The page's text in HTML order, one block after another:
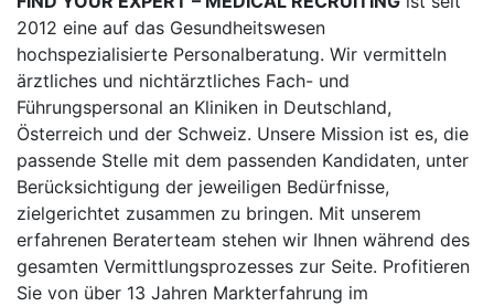
2012 eine auf das Gesundheitswesen
hochspezialisierte Personalberatung. Wir vermitteln
ärztliches und nichtärztliches Fach- und
Führungspersonal an Kliniken in Deutschland,
Österreich und der Schweiz. Unsere Mission ist es, die
passende Stelle mit dem passenden Kandidaten, unter
Berücksichtigung der jeweiligen Bedürfnisse,
zielgerichtet zusammen zu bringen. Mit unserem
erfahrenen Beraterteam stehen wir Ihnen während des
gesamten Vermittlungsprozesses zur Seite. Profitieren
Sie von über 13 Jahren Markterfahrung im